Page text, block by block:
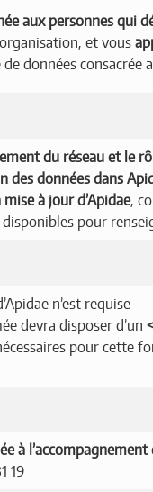
aux personnes qui
et vous
de données consacrée
du réseau et le
des données dans
à jour d’Apidae,
disponibles pour
n’est requise
devra disposer d’un
pour cette
à
19